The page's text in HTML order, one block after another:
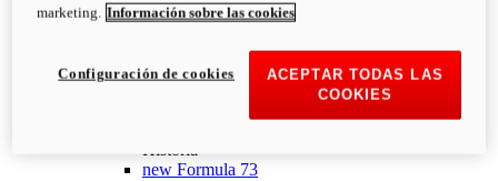
Historia
new Formula 73
marketing. Información sobre las cookies
ACEPTAR TODAS LAS
COOKIES
Configuración de cookies